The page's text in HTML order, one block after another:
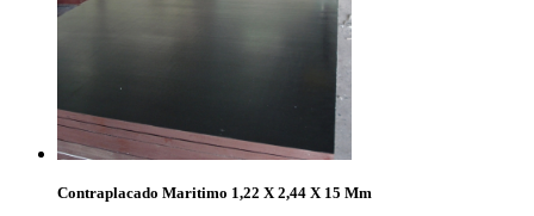
Contraplacado Maritimo 1,22 X 2,44 X 15 Mm